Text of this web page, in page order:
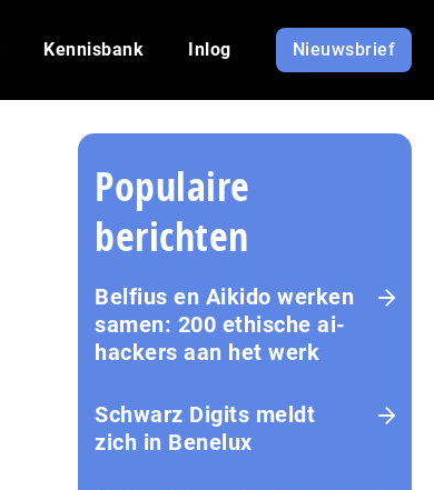
Kennisbank Inlog Nieuwsbrief
Populaire
berichten
Belfius en Aikido werken
samen: 200 ethische ai-
hackers aan het werk
Schwarz Digits meldt
zich in Benelux